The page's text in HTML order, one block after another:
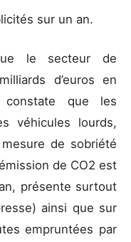
sur un an.
le secteur de
d’euros en
que les
véhicules lourds,
de sobriété
de CO2 est
présente surtout
ainsi que sur
empruntées par